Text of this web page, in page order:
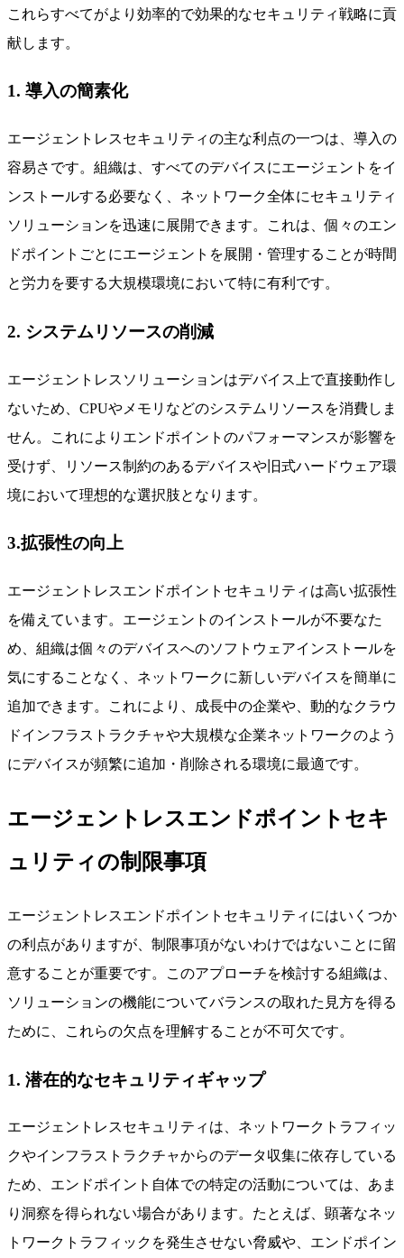
これらすべてがより効率的で効果的なセキュリティ戦略に貢
献します。
1. 導入の簡素化
エージェントレスセキュリティの主な利点の一つは、導入の
容易さです。組織は、すべてのデバイスにエージェントをイ
ンストールする必要なく、ネットワーク全体にセキュリティ
ソリューションを迅速に展開できます。これは、個々のエン
ドポイントごとにエージェントを展開・管理することが時間
と労力を要する大規模環境において特に有利です。
2. システムリソースの削減
エージェントレスソリューションはデバイス上で直接動作し
ないため、CPUやメモリなどのシステムリソースを消費しま
せん。これによりエンドポイントのパフォーマンスが影響を
受けず、リソース制約のあるデバイスや旧式ハードウェア環
境において理想的な選択肢となります。
3.拡張性の向上
エージェントレスエンドポイントセキュリティは高い拡張性
を備えています。エージェントのインストールが不要なた
め、組織は個々のデバイスへのソフトウェアインストールを
気にすることなく、ネットワークに新しいデバイスを簡単に
追加できます。これにより、成長中の企業や、動的なクラウ
ドインフラストラクチャや大規模な企業ネットワークのよう
にデバイスが頻繁に追加・削除される環境に最適です。
エージェントレスエンドポイントセキ
ュリティの制限事項
エージェントレスエンドポイントセキュリティにはいくつか
の利点がありますが、制限事項がないわけではないことに留
意することが重要です。このアプローチを検討する組織は、
ソリューションの機能についてバランスの取れた見方を得る
ために、これらの欠点を理解することが不可欠です。
1. 潜在的なセキュリティギャップ
エージェントレスセキュリティは、ネットワークトラフィッ
クやインフラストラクチャからのデータ収集に依存している
ため、エンドポイント自体での特定の活動については、あま
り洞察を得られない場合があります。たとえば、顕著なネッ
トワークトラフィックを発生させない脅威や、エンドポイン